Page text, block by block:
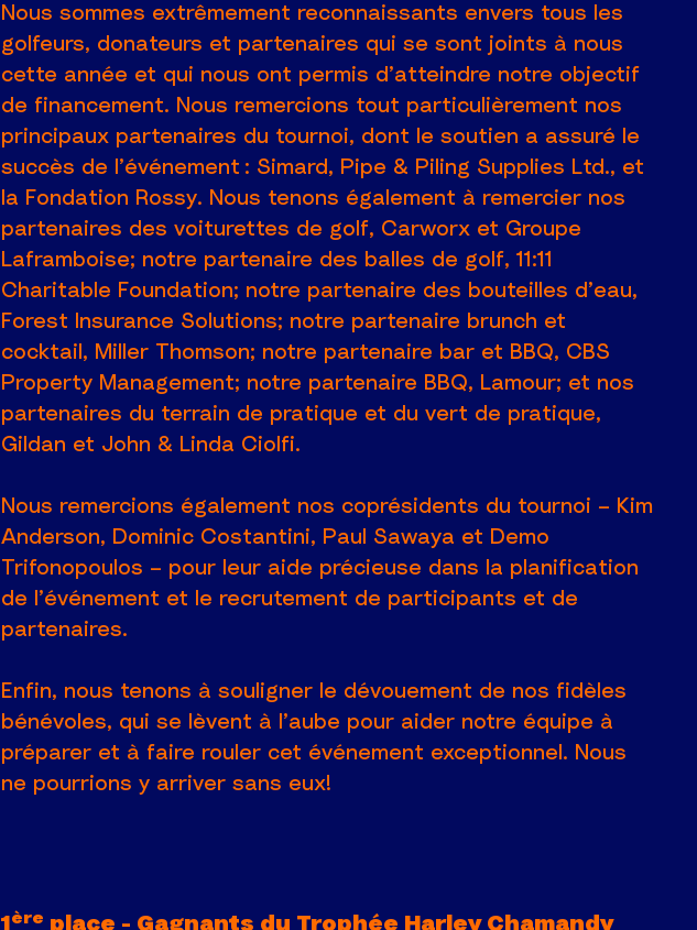
Nous sommes extrêmement reconnaissants envers tous les
golfeurs, donateurs et partenaires qui se sont joints à nous
cette année et qui nous ont permis d’atteindre notre objectif
de financement. Nous remercions tout particulièrement nos
principaux partenaires du tournoi, dont le soutien a assuré le
succès de l’événement : Simard, Pipe & Piling Supplies Ltd., et
la Fondation Rossy. Nous tenons également à remercier nos
partenaires des voiturettes de golf, Carworx et Groupe
Laframboise; notre partenaire des balles de golf, 11:11
Charitable Foundation; notre partenaire des bouteilles d’eau,
Forest Insurance Solutions; notre partenaire brunch et
cocktail, Miller Thomson; notre partenaire bar et BBQ, CBS
Property Management; notre partenaire BBQ, Lamour; et nos
partenaires du terrain de pratique et du vert de pratique,
Gildan et John & Linda Ciolfi.
Nous remercions également nos coprésidents du tournoi – Kim
Anderson, Dominic Costantini, Paul Sawaya et Demo
Trifonopoulos – pour leur aide précieuse dans la planification
de l’événement et le recrutement de participants et de
partenaires.
Enfin, nous tenons à souligner le dévouement de nos fidèles
bénévoles, qui se lèvent à l’aube pour aider notre équipe à
préparer et à faire rouler cet événement exceptionnel. Nous
ne pourrions y arriver sans eux!
1 ère place - Gagnants du Trophée Harley Chamandy